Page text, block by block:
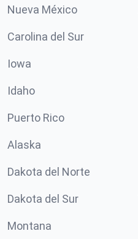
Nueva México
Carolina del Sur
Iowa
Idaho
Puerto Rico
Alaska
Dakota del Norte
Dakota del Sur
Montana